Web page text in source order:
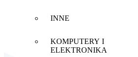
INNE
KOMPUTERY I
ELEKTRONIKA